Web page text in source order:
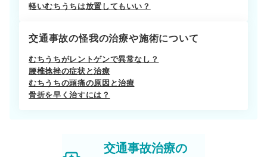
軽いむちうちは放置してもいい？
交通事故の怪我の治療や施術について
むちうちがレントゲンで異常なし？
腰椎捻挫の症状と治療
むちうちの頭痛の原因と治療
骨折を早く治すには？
交通事故治療の